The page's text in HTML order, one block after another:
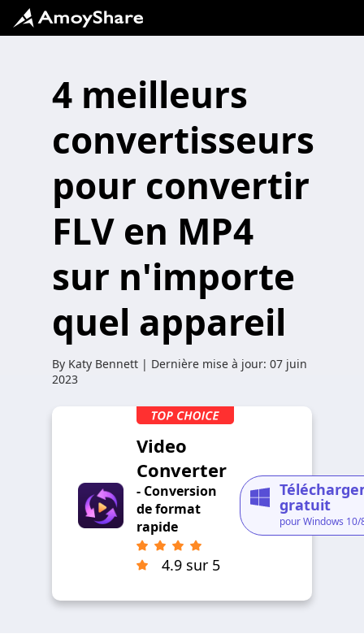
4 meilleurs
convertisseurs
pour convertir
FLV en MP4
sur n'importe
quel appareil
By Katy Bennett | Dernière mise à jour: 07 juin
2023
Video
Converter
- Conversion
de format
rapide
4.9 sur 5
gratuit
pour Windows 10/